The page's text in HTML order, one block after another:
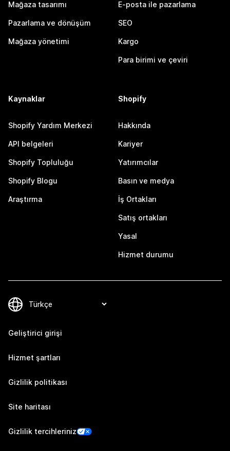
Mağaza tasarımı
Pazarlama ve dönüşüm
Mağaza yönetimi
E-posta ile pazarlama
SEO
Kargo
Para birimi ve çeviri
Kaynaklar
Shopify Yardım Merkezi
API belgeleri
Shopify Topluluğu
Shopify Blogu
Araştırma
Shopify
Hakkında
Kariyer
Yatırımcılar
Basın ve medya
İş Ortakları
Satış ortakları
Yasal
Hizmet durumu
Geliştirici girişi
Hizmet şartları
Gizlilik politikası
Site haritası
Gizlilik tercihleriniz